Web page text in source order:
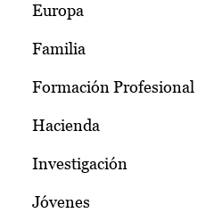
Europa
Familia
Formación Profesional
Hacienda
Investigación
Jóvenes